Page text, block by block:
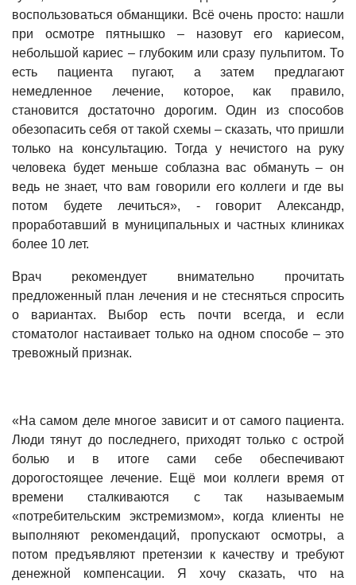
воспользоваться обманщики. Всё очень просто: нашли
при осмотре пятнышко – назовут его кариесом,
небольшой кариес – глубоким или сразу пульпитом. То
есть пациента пугают, а затем предлагают
немедленное лечение, которое, как правило,
становится достаточно дорогим. Один из способов
обезопасить себя от такой схемы – сказать, что пришли
только на консультацию. Тогда у нечистого на руку
человека будет меньше соблазна вас обмануть – он
ведь не знает, что вам говорили его коллеги и где вы
потом будете лечиться», - говорит Александр,
проработавший в муниципальных и частных клиниках
более 10 лет.
Врач рекомендует внимательно прочитать
предложенный план лечения и не стесняться спросить
о вариантах. Выбор есть почти всегда, и если
стоматолог настаивает только на одном способе – это
тревожный признак.
«На самом деле многое зависит и от самого пациента.
Люди тянут до последнего, приходят только с острой
болью и в итоге сами себе обеспечивают
дорогостоящее лечение. Ещё мои коллеги время от
времени сталкиваются с так называемым
«потребительским экстремизмом», когда клиенты не
выполняют рекомендаций, пропускают осмотры, а
потом предъявляют претензии к качеству и требуют
денежной компенсации. Я хочу сказать, что на